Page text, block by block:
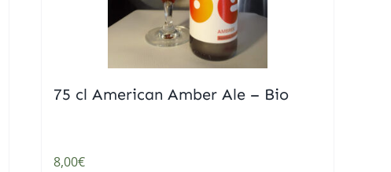
75 cl American Amber Ale – Bio
8,00€